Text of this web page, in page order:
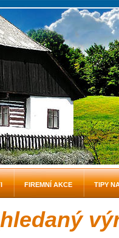
hledaný
FIREMNÍ AKCE TIPY